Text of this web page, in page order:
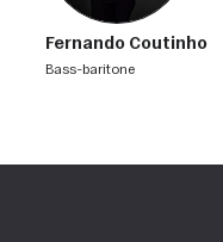
Fernando Coutinho
bass-baritone